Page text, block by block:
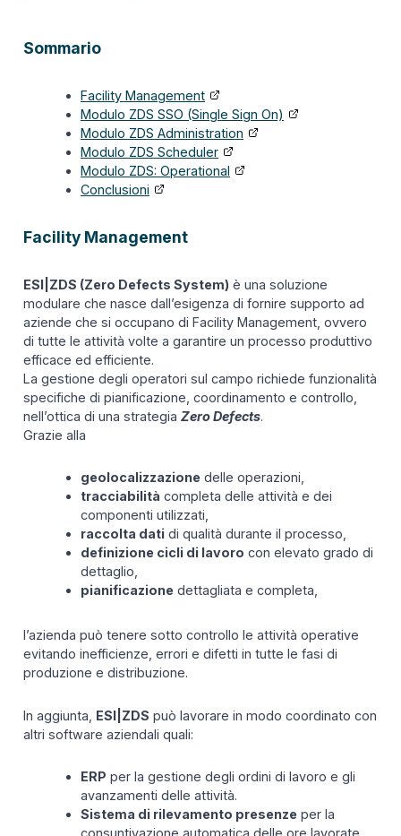
Sommario
Facility Management
Modulo ZDS SSO (Single Sign On)
Modulo ZDS Administration
Modulo ZDS Scheduler
Modulo ZDS: Operational
Conclusioni
Facility Management
ESI|ZDS (Zero Defects System) è una soluzione
modulare che nasce dall’esigenza di fornire supporto ad
aziende che si occupano di Facility Management, ovvero
di tutte le attività volte a garantire un processo produttivo
efficace ed efficiente.
La gestione degli operatori sul campo richiede funzionalità
specifiche di pianificazione, coordinamento e controllo,
nell’ottica di una strategia Zero Defects.
Grazie alla
geolocalizzazione delle operazioni,
tracciabilità completa delle attività e dei
componenti utilizzati,
raccolta dati di qualità durante il processo,
definizione cicli di lavoro con elevato grado di
dettaglio,
pianificazione dettagliata e completa,
l’azienda può tenere sotto controllo le attività operative
evitando inefficienze, errori e difetti in tutte le fasi di
produzione e distribuzione.
In aggiunta, ESI|ZDS può lavorare in modo coordinato con
altri software aziendali quali:
ERP per la gestione degli ordini di lavoro e gli
avanzamenti delle attività.
Sistema di rilevamento presenze per la
consuntivazione automatica delle ore lavorate.